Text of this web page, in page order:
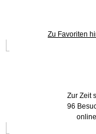
Zu Favoriten
Zur Zeit
96